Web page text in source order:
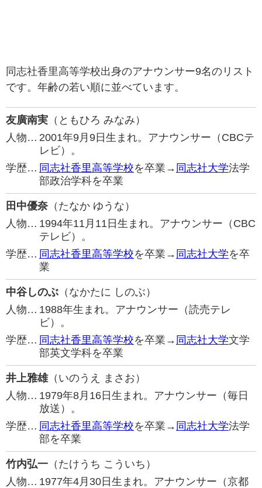
同志社香里高等学校出身のアナウンサー9名のリスト
です。年齢の若い順に並べています。
友廣南実 （ともひろ みなみ）
人物… 2001年9月9日生まれ。アナウンサー（CBCテ
レビ）。
学歴… 同志社香里高等学校を卒業→ 同志社大学法学
部政治学科を卒業
田中優奈 （たなか ゆうな）
人物… 1994年11月11日生まれ。アナウンサー（CBC
テレビ）。
学歴… 同志社香里高等学校を卒業→ 同志社大学を卒
業
中谷しのぶ （なかたに しのぶ）
人物… 1988年生まれ。アナウンサー（読売テレ
ビ）。
学歴… 同志社香里高等学校を卒業→ 同志社大学文学
部英文学科を卒業
井上雅雄（いのうえ まさお）
人物… 1979年8月16日生まれ。アナウンサー（毎日
放送）。
学歴… 同志社香里高等学校を卒業→ 同志社大学法学
部を卒業
竹内弘一 （たけうち こういち）
人物… 1977年4月30日生まれ。アナウンサー（京都